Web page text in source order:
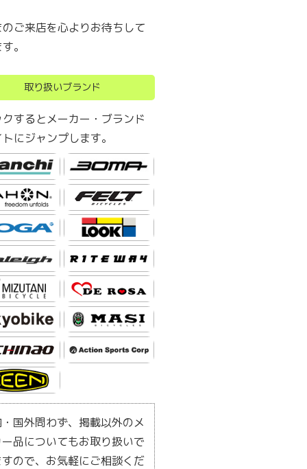
ご来店を心よりお待ちして
。
取り扱いブランド
するとメーカー・ブランド
にジャンプします。
国外問わず、掲載以外のメ
品についてもお取り扱いで
ので、お気軽にご相談くだ